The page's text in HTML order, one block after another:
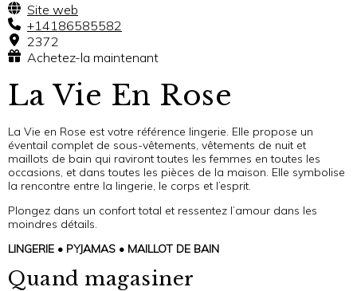
Site web
+14186585582
2372
Achetez-la maintenant
La Vie En Rose
La Vie en Rose est votre référence lingerie. Elle propose un
éventail complet de sous-vêtements, vêtements de nuit et
maillots de bain qui raviront toutes les femmes en toutes les
occasions, et dans toutes les pièces de la maison. Elle symbolise
la rencontre entre la lingerie, le corps et l’esprit.
Plongez dans un confort total et ressentez l’amour dans les
moindres détails.
LINGERIE • PYJAMAS • MAILLOT DE BAIN
Quand magasiner